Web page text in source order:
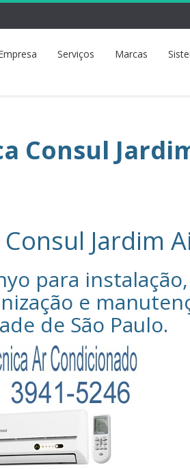
Serviços Marcas
Consul
Jardim
para instalação,
e
de São Paulo.